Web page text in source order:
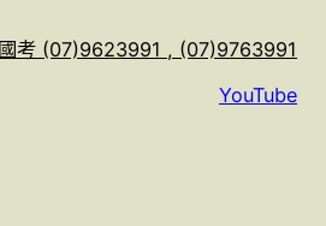
考 (07)9623991 , (07)9763991
YouTube